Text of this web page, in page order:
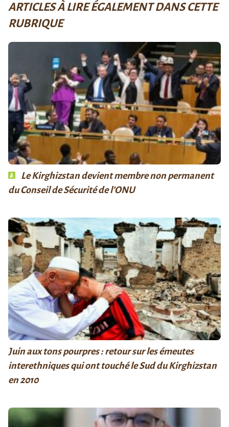
ARTICLES À LIRE ÉGALEMENT DANS CETTE
RUBRIQUE
Le Kirghizstan devient membre non permanent
du Conseil de Sécurité de l’ONU
Juin aux tons pourpres : retour sur les émeutes
interethniques qui ont touché le Sud du Kirghizstan
en 2010